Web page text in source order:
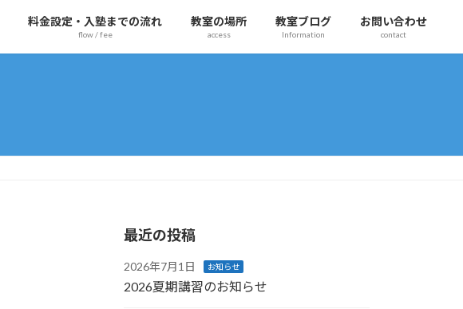
料金設定・入塾までの流れ
flow / fee
教室の場所
access
教室ブログ
Information
お問い合わせ
contact
最近の投稿
2026年7月1日 お知らせ
2026夏期講習のお知らせ